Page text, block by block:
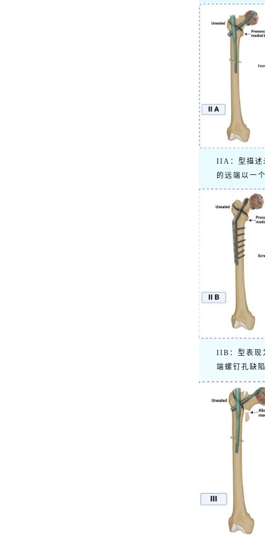
IIA：型描述
的远端以一
IIB：型表现
端螺钉孔缺